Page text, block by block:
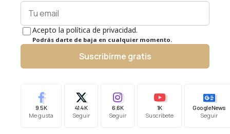
Acepto la política de privacidad.
Podrás darte de baja en cualquier momento.
Suscribirme gratis
9.5K
Me gusta
41.4K
Seguir
6.6K
Seguir
1K
Suscríbete
Google News
Seguir